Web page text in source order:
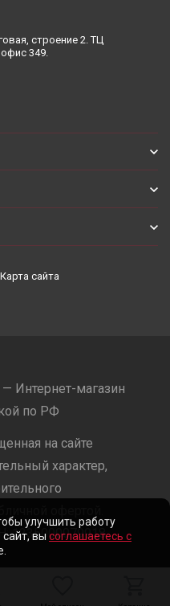
строение 2. ТЦ
349.
Карта сайта
Интернет-магазин
по РФ
на сайте
характер,
1235000079918
в
улучшить работу
вы соглашаетесь с